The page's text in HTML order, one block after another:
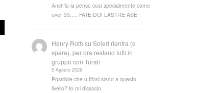
Anch'io la penso così specialmente come
over 33..... FATE DOI LASTRE ASE
Henry Roth suSoleri rientra (e
spera), per ora restano tutti in
gruppo con Turati
5 Agosto 2026
Possibile che u tifosi siano a questo
livello? Io mi dissocio.